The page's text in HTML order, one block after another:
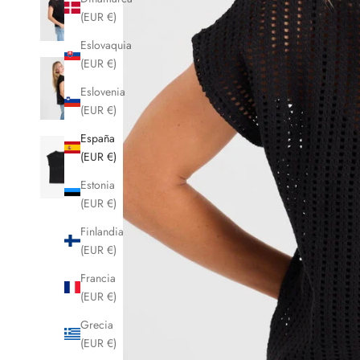
(EUR €)
Eslovaquia
(EUR €)
Eslovenia
(EUR €)
España
(EUR €)
Estonia
(EUR €)
Finlandia
(EUR €)
Francia
(EUR €)
Grecia
(EUR €)